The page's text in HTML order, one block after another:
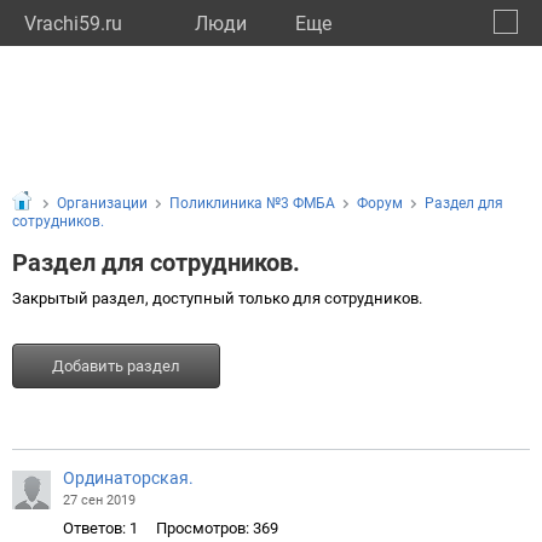
Vrachi59.ru Люди Eще
Организации Поликлиника №3 ФМБА Форум
Раздел для
сотрудников.
Раздел для сотрудников.
Закрытый раздел, доступный только для сотрудников.
Добавить раздел
Ординаторская.
27 сен 2019
Ответов: 1 Просмотров: 369